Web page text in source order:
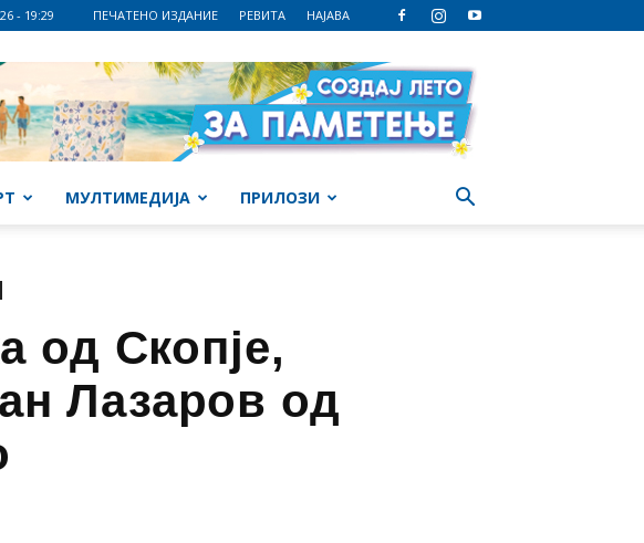
- 19:29 ПЕЧАТЕНО ИЗДАНИЕ РЕВИТА НАЈАВА
МУЛТИМЕДИЈА ПРИЛОЗИ
од Скопје,
Лазаров од